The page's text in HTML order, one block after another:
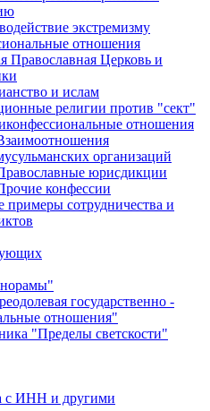
экстремизму
отношения
Православная Церковь и
и ислам
религии против "сект"
отношения
организаций
юрисдикции
конфессии
примеры сотрудничества и
государственно -
отношения"
"Пределы светскости"
с ИНН и другими